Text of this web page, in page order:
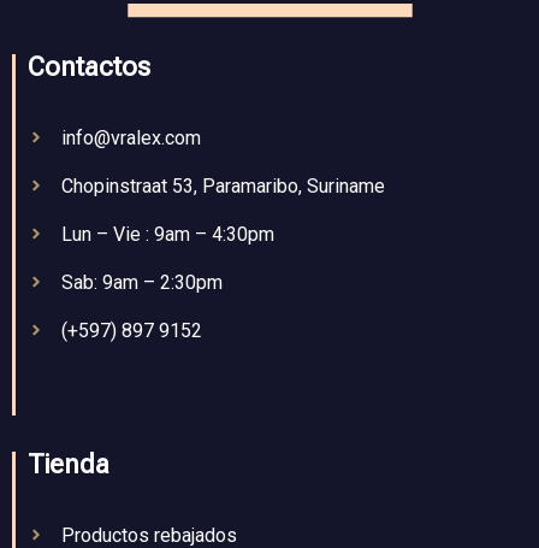
Contactos
info@vralex.com
Chopinstraat 53, Paramaribo, Suriname
Lun – Vie : 9am – 4:30pm
Sab: 9am – 2:30pm
(+597) 897 9152
Tienda
Productos rebajados